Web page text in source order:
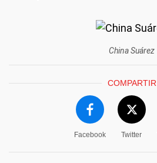
China Suárez
COMPARTIR
Facebook Twitter